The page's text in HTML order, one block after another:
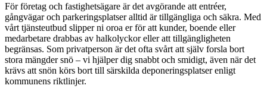
För företag och fastighetsägare är det avgörande att entréer,
gångvägar och parkeringsplatser alltid är tillgängliga och säkra. Med
vårt tjänsteutbud slipper ni oroa er för att kunder, boende eller
medarbetare drabbas av halkolyckor eller att tillgängligheten
begränsas. Som privatperson är det ofta svårt att själv forsla bort
stora mängder snö – vi hjälper dig snabbt och smidigt, även när det
krävs att snön körs bort till särskilda deponeringsplatser enligt
kommunens riktlinjer.